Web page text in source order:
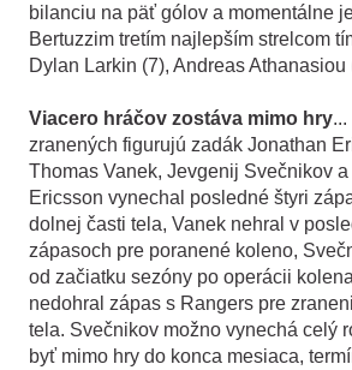
bilanciu na päť gólov a momentálne
Bertuzzim tretím najlepším strelcom
Dylan Larkin (7), Andreas Athanasiou
Viacero hráčov zostáva mimo hry
zranených figurujú zadák Jonathan
Thomas Vanek, Jevgenij Svečnikov
Ericsson vynechal posledné štyri
dolnej časti tela, Vanek nehral v
zápasoch pre poranené koleno,
od začiatku sezóny po operácii
nedohral zápas s Rangers pre
tela. Svečnikov možno vynechá celý
byť mimo hry do konca mesiaca,